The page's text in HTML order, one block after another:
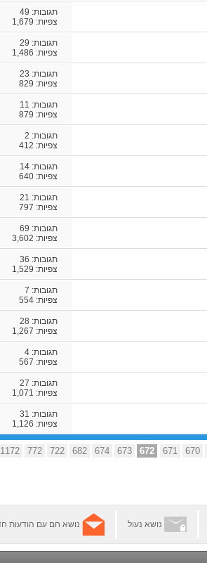
תגובות: 49
צפיות: 1,679
תגובות: 29
צפיות: 1,486
תגובות: 23
צפיות: 829
תגובות: 11
צפיות: 879
תגובות: 2
צפיות: 412
תגובות: 14
צפיות: 640
תגובות: 21
צפיות: 797
תגובות: 69
צפיות: 3,602
תגובות: 36
צפיות: 1,529
תגובות: 7
צפיות: 554
תגובות: 28
צפיות: 1,267
תגובות: 4
צפיות: 567
תגובות: 27
צפיות: 1,071
תגובות: 31
צפיות: 1,126
670
671
672
673
674
682
722
772
1172
נושא נעול נושא חם עם הודעות